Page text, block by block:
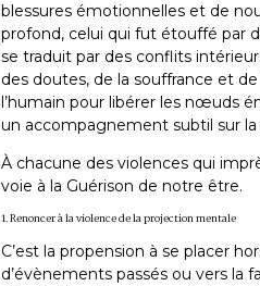
blessures émotionnelles et de
profond, celui qui fut étouffé par
se traduit par des conflits
des doutes, de la souffrance et
l’humain pour libérer les nœuds
un accompagnement subtil sur la
À chacune des violences qui
voie à la Guérison de notre être.
1. Renoncer à la violence de la projection mentale
C’est la propension à se placer
d’évènements passés ou vers la